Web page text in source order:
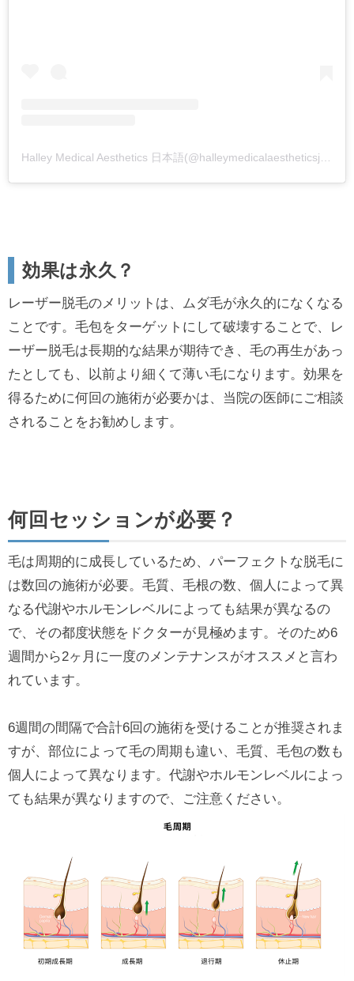
Halley Medical Aesthetics 日本語(@halleymedicalaestheticsjapan)がシェアした投稿
効果は永久？
レーザー脱毛のメリットは、ムダ毛が永久的になくなる
ことです。毛包をターゲットにして破壊することで、レ
ーザー脱毛は長期的な結果が期待でき、毛の再生があっ
たとしても、以前より細くて薄い毛になります。効果を
得るために何回の施術が必要かは、当院の医師にご相談
されることをお勧めします。
何回セッションが必要？
毛は周期的に成長しているため、パーフェクトな脱毛に
は数回の施術が必要。毛質、毛根の数、個人によって異
なる代謝やホルモンレベルによっても結果が異なるの
で、その都度状態をドクターが見極めます。そのため6
週間から2ヶ月に一度のメンテナンスがオススメと言わ
れています。
6週間の間隔で合計6回の施術を受けることが推奨されま
すが、部位によって毛の周期も違い、毛質、毛包の数も
個人によって異なります。代謝やホルモンレベルによっ
ても結果が異なりますので、ご注意ください。